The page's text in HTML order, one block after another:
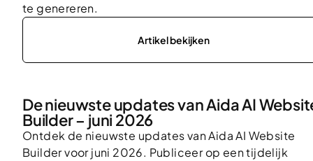
te genereren.
Artikel bekijken
De nieuwste updates van Aida AI
Builder – juni 2026
Ontdek de nieuwste updates van Aida AI Website
Builder voor juni 2026. Publiceer op een tijdelijk